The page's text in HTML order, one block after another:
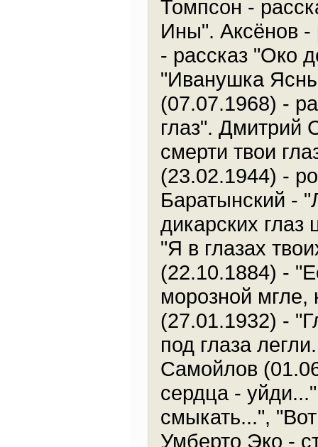
Томпсон -
Ины". Аксёнов -
- рассказ "Око
"Иванушка
(07.07.1968) -
глаз". Дмитрий
смерти твои
(23.02.1944) -
Баратынский -
дикарских
"Я в глазах
(22.10.1884) -
морозной мгле,
(27.01.1932) -
под глаза
Самойлов
сердца -
смыкать...",
Умберто Эко -